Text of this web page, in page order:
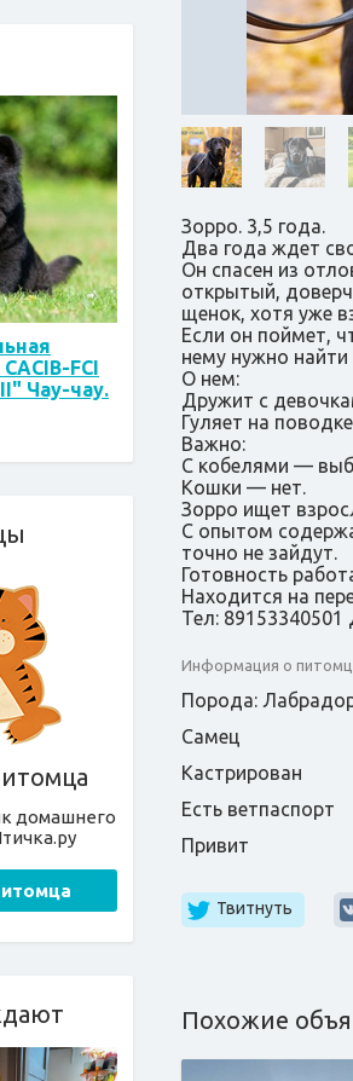
FCI
Чау-чау.
домашнего
Зорро. 3,5 года.
Два года ждет
Он спасен из
открытый,
щенок, хотя уже
Если он поймет,
нему нужно
О нем:
Дружит с
Гуляет на
Важно:
С кобелями —
Кошки — нет.
Зорро ищет
С опытом
точно не зайдут.
Готовность
Находится на
Тел: 89153340501
Информация о
Порода:
Самец
Кастрирован
Есть ветпаспорт
Привит
Твитнуть
Похожие